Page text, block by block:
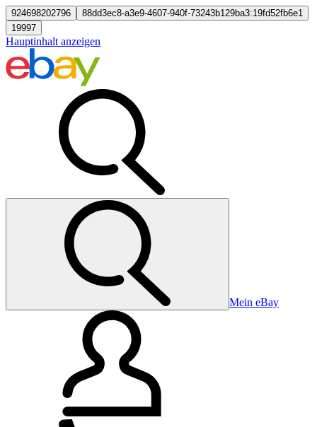
924698202796
88dd3ec8-a3e9-4607-940f-73243b129ba3:19fd52fb6e1
19997
Hauptinhalt anzeigen
Mein eBay